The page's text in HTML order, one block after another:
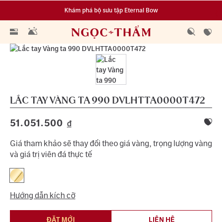
Khám phá bộ sưu tập Eternal Bow
Đa dạng lựa chọn tích luỹ từ 0.1 chỉ vàng 999.9
LẮC TAY VÀNG TA 990 DVLHTTA0000T472
51.051.500 đ
Giá tham khảo sẽ thay đổi theo giá vàng, trọng lượng vàng
và giá trị viên đá thực tế
Hướng dẫn kích cỡ
ĐẶT MỚI LIÊN HỆ